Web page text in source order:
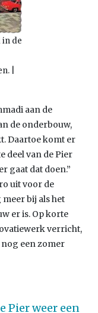
in de
|
aan de
de onderbouw,
Daartoe komt er
deel van de Pier
gaat dat doen.”
uit voor de
bij als het
er is. Op korte
verricht,
een zomer
Pier weer een